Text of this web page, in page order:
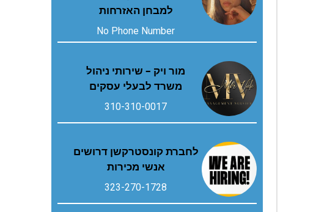
למבחן האזרחות
No Phone Number
מור ויק – שירותי ניהול
משרד לבעלי עסקים
310-310-0017
לחברת קונסטרקשן דרושים
אנשי מכירות
323-270-1728